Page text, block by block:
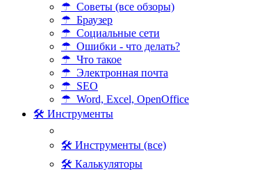
☂ Советы (все обзоры)
☂ Браузер
☂ Социальные сети
☂ Ошибки - что делать?
☂ Что такое
☂ Электронная почта
☂ SEO
☂ Word, Excel, OpenOffice
🛠 Инструменты
🛠 Инструменты (все)
🛠 Калькуляторы